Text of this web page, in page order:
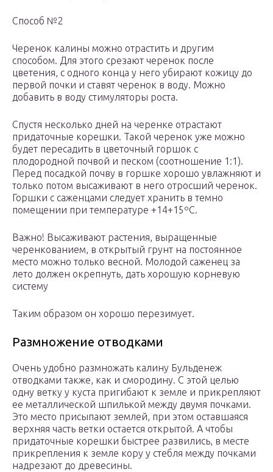
Способ №2
Черенок калины можно отрастить и другим
способом. Для этого срезают черенок после
цветения, с одного конца у него убирают кожицу до
первой почки и ставят черенок в воду. Можно
добавить в воду стимуляторы роста.
Спустя несколько дней на черенке отрастают
придаточные корешки. Такой черенок уже можно
будет пересадить в цветочный горшок с
плодородной почвой и песком (соотношение 1:1).
Перед посадкой почву в горшке хорошо увлажняют и
только потом высаживают в него отросший черенок.
Горшки с саженцами следует хранить в темно
помещении при температуре +14+15ºС.
Важно! Высаживают растения, выращенные
черенкованием, в открытый грунт на постоянное
место можно только весной. Молодой саженец за
лето должен окрепнуть, дать хорошую корневую
систему
Таким образом он хорошо перезимует.
Размножение отводками
Очень удобно размножать калину Бульденеж
отводками также, как и смородину. С этой целью
одну ветку у куста пригибают к земле и прикрепляют
ее металлической шпилькой между двумя почками.
Это место присыпают землей, при этом оставшаяся
верхняя часть ветки остается открытой. А чтобы
придаточные корешки быстрее развились, в месте
прикрепления к земле кору у стебля между почками
надрезают до древесины.